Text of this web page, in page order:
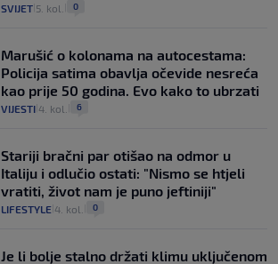
SVIJET 5. kol. 0
Marušić o kolonama na autocestama:
Policija satima obavlja očevide nesreća
kao prije 50 godina. Evo kako to ubrzati
VIJESTI 4. kol. 6
Stariji bračni par otišao na odmor u
Italiju i odlučio ostati: "Nismo se htjeli
vratiti, život nam je puno jeftiniji"
LIFESTYLE 4. kol. 0
Je li bolje stalno držati klimu uključenom